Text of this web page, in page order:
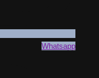
Whatsapp